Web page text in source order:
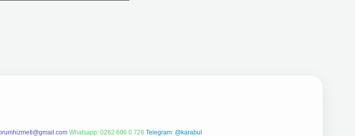
Whatsapp: 0262 606 0 726 Telegram: @karabul